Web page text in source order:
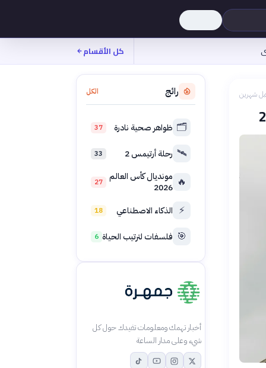
كل الأقسام
شهرين رائج الكل
🗂️ ظواهر صحية نادرة 37
🛰️ رحلة أرتيمس 2 33
🔥 مونديال كأس العالم
2026
27
⚡ الذكاء الاصطناعي 18
🎯 فلسفات لترتيب الحياة 6
أخبار تهمك ومعلومات تفيدك حول كل
شيء وعلى مدار الساعة